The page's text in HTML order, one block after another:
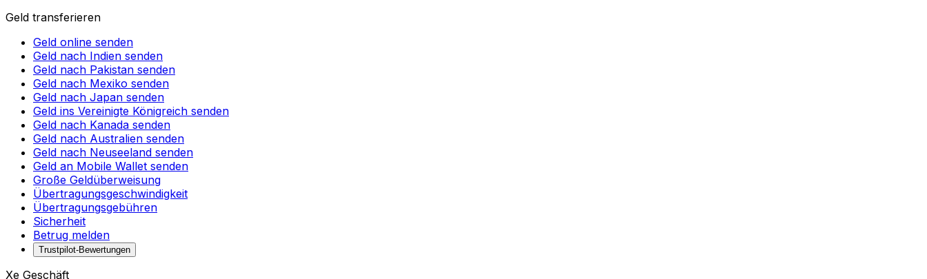
Geld transferieren
Geld online senden
Geld nach Indien senden
Geld nach Pakistan senden
Geld nach Mexiko senden
Geld nach Japan senden
Geld ins Vereinigte Königreich senden
Geld nach Kanada senden
Geld nach Australien senden
Geld nach Neuseeland senden
Geld an Mobile Wallet senden
Große Geldüberweisung
Übertragungsgeschwindigkeit
Übertragungsgebühren
Sicherheit
Betrug melden
Trustpilot-Bewertungen
Xe Geschäft